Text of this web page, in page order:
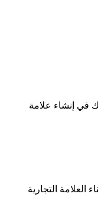
في إنشاء علامة
العلامة التجارية